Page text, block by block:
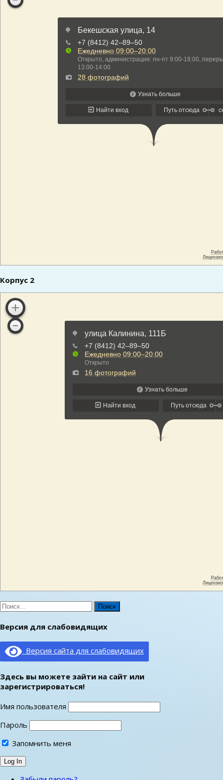
Корпус 2
Найти:
Версия для слабовидящих
Версия сайта для слабовидящих
Здесь вы можете зайти на сайт или
зарегистрироваться!
Имя пользователя
Пароль
Запомнить меня